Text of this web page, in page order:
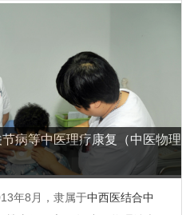
病等中医理疗康复（中医物理
年8月，隶属于中西医结合中